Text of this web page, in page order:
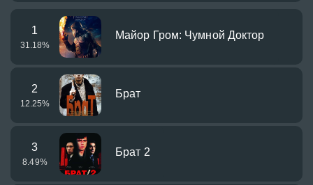
1
31.18%
Майор Гром: Чумной Доктор
2
12.25%
Брат
3
8.49%
Брат 2